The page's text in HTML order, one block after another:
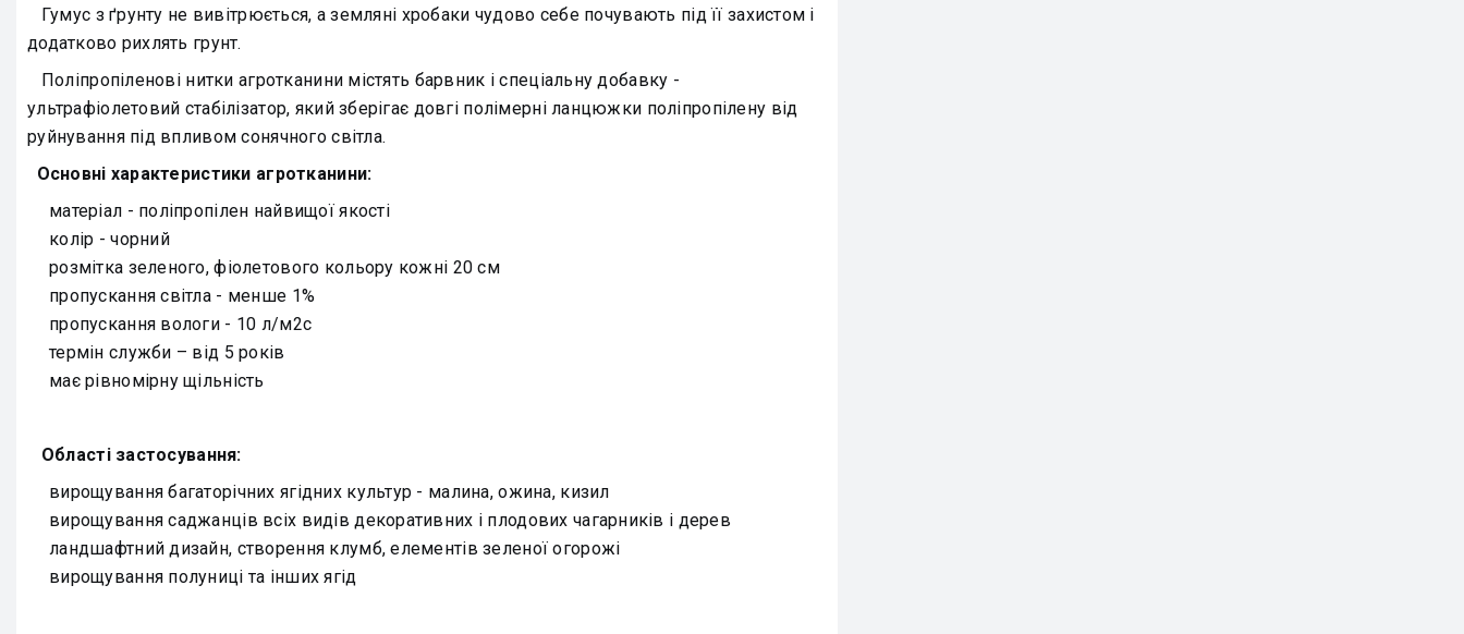
Гумус з ґрунту не вивітрюється, а земляні хробаки чудово себе почувають під її захистом і
додатково рихлять грунт.
Поліпропіленові нитки агротканини містять барвник і спеціальну добавку -
ультрафіолетовий стабілізатор, який зберігає довгі полімерні ланцюжки поліпропілену від
руйнування під впливом сонячного світла.
Основні характеристики агротканини:
матеріал - поліпропілен найвищої якості
колір - чорний
розмітка зеленого, фіолетового кольору кожні 20 см
пропускання світла - менше 1%
пропускання вологи - 10 л/м2с
термін служби – від 5 років
має рівномірну щільність
Області застосування:
вирощування багаторічних ягідних культур - малина, ожина, кизил
вирощування саджанців всіх видів декоративних і плодових чагарників і дерев
ландшафтний дизайн, створення клумб, елементів зеленої огорожі
вирощування полуниці та інших ягід